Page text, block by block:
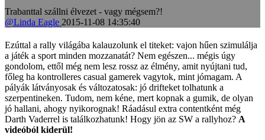
Trabanttal szállni élvezet - vagy mégsem?!
@Linda Eagle 2015-11-08 14:35:40
Ezúttal a rally világába kalauzolunk el titeket: vajon hűen szimulálja
a játék a sport minden mozzanatát? Nem egészen... mégis úgy
gondolom, ettől még nem lesz rossz az élmény, amit nyújtani tud,
főleg ha kontrolleres casual gamerek vagytok, mint jómagam. A
pályák látványosak és változatosak: jó drifteket tolhatunk a
szerpentineken. Tudom, nem kéne, mert kopnak a gumik, de olyan
jó hallani, ahogy nyikorognak! Ráadásul extra contentként még
Darth Vaderrel is találkozhatunk! Hogy jön az SW a rallyhoz? A
videóból kiderül!